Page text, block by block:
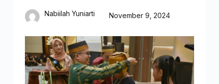
Nabiilah Yuniarti November 9, 2024